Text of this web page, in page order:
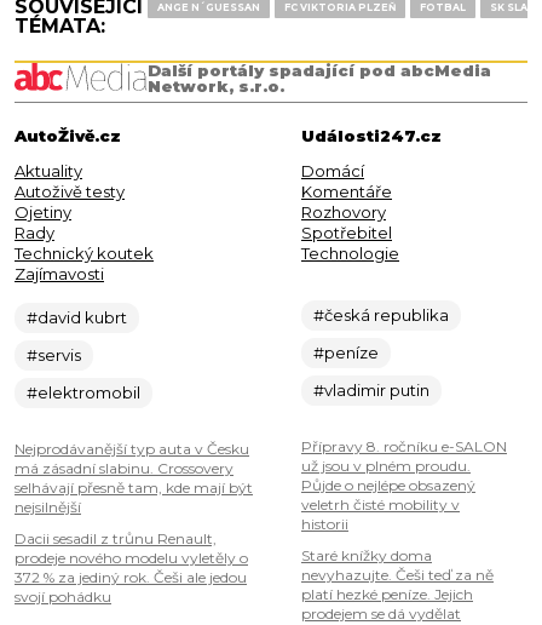
SOUVISEJÍCÍ
TÉMATA:
ANGE N´GUESSAN FC VIKTORIA PLZEŇ FOTBAL SK
Další portály spadající pod abcMedia
Network, s.r.o.
AutoŽivě.cz
Aktuality
Autoživě testy
Ojetiny
Rady
Technický koutek
Zajímavosti
#david kubrt
#servis
#elektromobil
Nejprodávanější typ auta v Česku
má zásadní slabinu. Crossovery
selhávají přesně tam, kde mají být
nejsilnější
Dacii sesadil z trůnu Renault,
prodeje nového modelu vyletěly o
372 % za jediný rok. Češi ale jedou
svojí pohádku
Události247.cz
Domácí
Komentáře
Rozhovory
Spotřebitel
Technologie
#česká republika
#peníze
#vladimir putin
Přípravy 8. ročníku e-SALON
už jsou v plném proudu.
Půjde o nejlépe obsazený
veletrh čisté mobility v
historii
Staré knížky doma
nevyhazujte. Češi teď za ně
platí hezké peníze. Jejich
prodejem se dá vydělat